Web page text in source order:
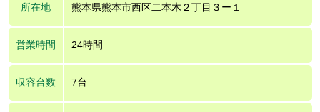
所在地 熊本県熊本市西区二本木２丁目３ー１
営業時間 24時間
収容台数 7台